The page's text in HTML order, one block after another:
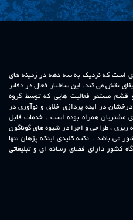
است که نزدیک به سه دهه در زمینه های
نقش می کند. این ساختار فعال در دفاتر
مستقر فعالیت هایی که توسط گروه
در ایده پردازی خلاق و نوآوری در
مشتریان همراه بوده است . خدمات قابل
ریزی ، طراحی و اجرا در شیوه های گوناگون
می باشد . نکته کلیدی اینکه پژهان تنها
است که همزمان در 36 فرودگاه کشور دارای فضای رسانه ای و تبلیغاتی